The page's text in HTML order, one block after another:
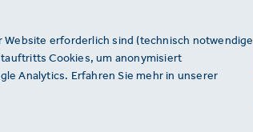
erforderlich sind (technisch notwendige
Cookies, um anonymisiert
Analytics. Erfahren Sie mehr in unserer